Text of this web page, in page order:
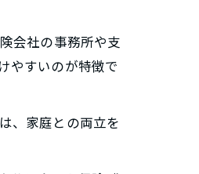
会社の事務所や支
やすいのが特徴で
、家庭との両立を